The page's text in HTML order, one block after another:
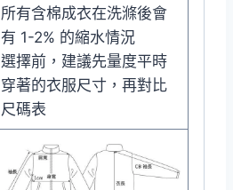
所有含棉成衣在洗滌後會
有 1-2% 的縮水情況
選擇前，建議先量度平時
穿著的衣服尺寸，再對比
尺碼表